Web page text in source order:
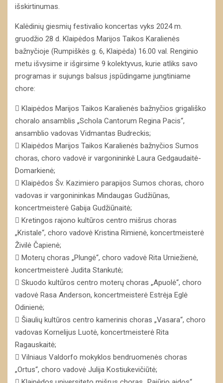
išskirtinumas.
Kalėdinių giesmių festivalio koncertas vyks 2024 m.
gruodžio 28 d. Klaipėdos Marijos Taikos Karalienės
bažnyčioje (Rumpiškės g. 6, Klaipėda) 16.00 val. Renginio
metu išvysime ir išgirsime 9 kolektyvus, kurie atliks savo
programas ir sujungs balsus įspūdingame jungtiniame
chore:
 Klaipėdos Marijos Taikos Karalienės bažnyčios grigališko
choralo ansamblis „Schola Cantorum Regina Pacis“,
ansamblio vadovas Vidmantas Budreckis;
 Klaipėdos Marijos Taikos Karalienės bažnyčios Sumos
choras, choro vadovė ir vargonininkė Laura Gedgaudaitė-
Domarkienė;
 Klaipėdos Šv. Kazimiero parapijos Sumos choras, choro
vadovas ir vargonininkas Mindaugas Gudžiūnas,
koncertmeisterė Gabija Gudžiūnaitė;
 Kretingos rajono kultūros centro mišrus choras
„Kristale“, choro vadovė Kristina Rimienė, koncertmeisterė
Živilė Čapienė;
 Moterų choras „Plungė“, choro vadovė Rita Urniežienė,
koncertmeisterė Judita Stankutė;
 Skuodo kultūros centro moterų choras „Apuolė“, choro
vadovė Rasa Anderson, koncertmeisterė Estrėja Eglė
Odinienė;
 Šiaulių kultūros centro kamerinis choras „Vasara“, choro
vadovas Kornelijus Luotė, koncertmeisterė Rita
Ragauskaitė;
 Vilniaus Valdorfo mokyklos bendruomenės choras
„Ortus“, choro vadovė Julija Kostiukevičiūtė;